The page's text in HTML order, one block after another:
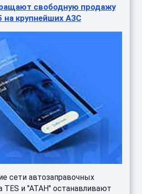
свободную продажу
на крупнейших АЗС
сети автозаправочных
и "АТАН" останавливают